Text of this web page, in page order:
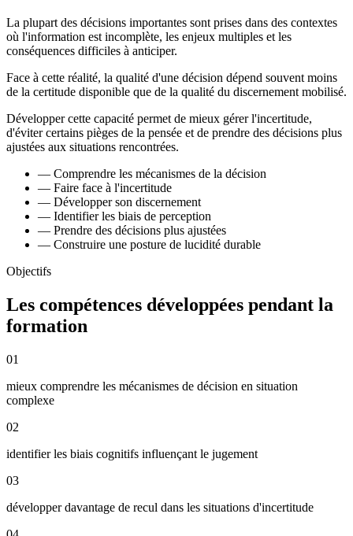
La plupart des décisions importantes sont prises dans des contextes
où l'information est incomplète, les enjeux multiples et les
conséquences difficiles à anticiper.
Face à cette réalité, la qualité d'une décision dépend souvent moins
de la certitude disponible que de la qualité du discernement mobilisé.
Développer cette capacité permet de mieux gérer l'incertitude,
d'éviter certains pièges de la pensée et de prendre des décisions plus
ajustées aux situations rencontrées.
— Comprendre les mécanismes de la décision
— Faire face à l'incertitude
— Développer son discernement
— Identifier les biais de perception
— Prendre des décisions plus ajustées
— Construire une posture de lucidité durable
Objectifs
Les compétences développées pendant la
formation
01
mieux comprendre les mécanismes de décision en situation
complexe
02
identifier les biais cognitifs influençant le jugement
03
développer davantage de recul dans les situations d'incertitude